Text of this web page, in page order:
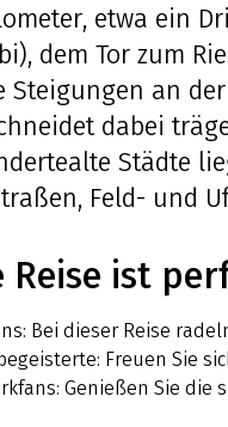
etwa ein
dem Tor zum
Steigungen an
dabei
Städte
Feld- und
Reise ist
Bei dieser Reise
Freuen Sie
Genießen Sie die